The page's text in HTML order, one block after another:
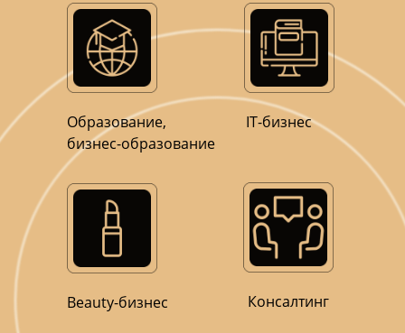
Образование,
бизнес-образование
Beauty-бизнес
IT-бизнес
Консалтинг